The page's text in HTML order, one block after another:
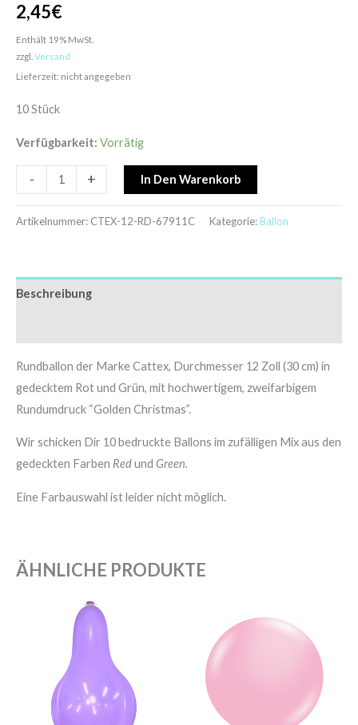
2,45€
Enthält 19% MwSt.
zzgl. Versand
Lieferzeit: nicht angegeben
10 Stück
Verfügbarkeit: Vorrätig
- + In Den Warenkorb
Artikelnummer: CTEX-12-RD-67911C Kategorie: Ballon
Beschreibung
Rundballon der Marke Cattex, Durchmesser 12 Zoll (30 cm) in
gedecktem Rot und Grün, mit hochwertigem, zweifarbigem
Rundumdruck “Golden Christmas”.
Wir schicken Dir 10 bedruckte Ballons im zufälligen Mix aus den
gedeckten Farben Redund Green.
Eine Farbauswahl ist leider nicht möglich.
ÄHNLICHE PRODUKTE